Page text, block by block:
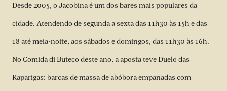
Desde 2005, o Jacobina é um dos bares mais populares da
cidade. Atendendo de segunda a sexta das 11h30 às 15h e das
18 até meia-noite, aos sábados e domingos, das 11h30 às 16h.
No Comida di Buteco deste ano, a aposta teve Duelo das
Raparigas: barcas de massa de abóbora empanadas com